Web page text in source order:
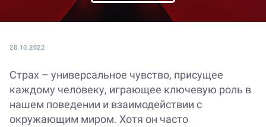
28.10.2022
Страх – универсальное чувство, присущее
каждому человеку, играющее ключевую роль в
нашем поведении и взаимодействии с
окружающим миром. Хотя он часто